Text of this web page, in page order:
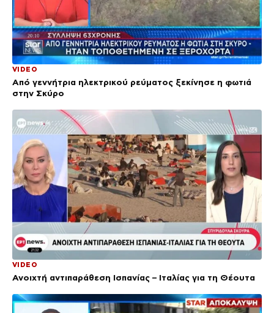
VIDEO
Από γεννήτρια ηλεκτρικού ρεύματος ξεκίνησε η φωτιά
στην Σκύρο
VIDEO
Ανοιχτή αντιπαράθεση Ισπανίας – Ιταλίας για τη Θέουτα